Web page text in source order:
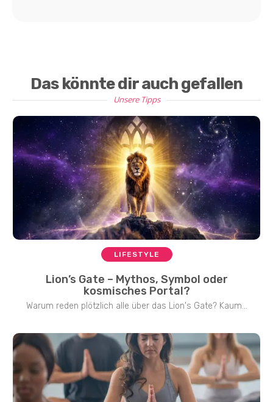
Das könnte dir auch gefallen
Unsere Tipps
LIFESTYLE
Lion’s Gate – Mythos, Symbol oder
kosmisches Portal?
Warum reden plötzlich alle über das Lion's Gate? Kaum...